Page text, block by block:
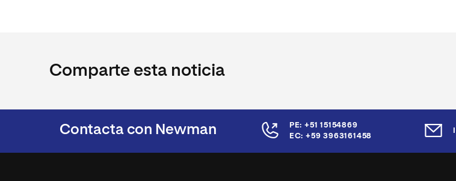
Comparte esta noticia
Contacta con Newman
PE: +51 15154869
EC: +59 3963161458